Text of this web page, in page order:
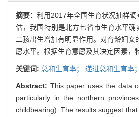
摘要： 利用2017年全国生育状况抽样
估，我国特别是北方七省市生育水平
二孩出生增加有明显作用。对育龄妇
愿水平。根据生育意愿及其决定因素
关键词: 总和生育率； 递进总和生育率；
Abstract: This paper uses the data
particularly in the northern
childbearing). The results suggest